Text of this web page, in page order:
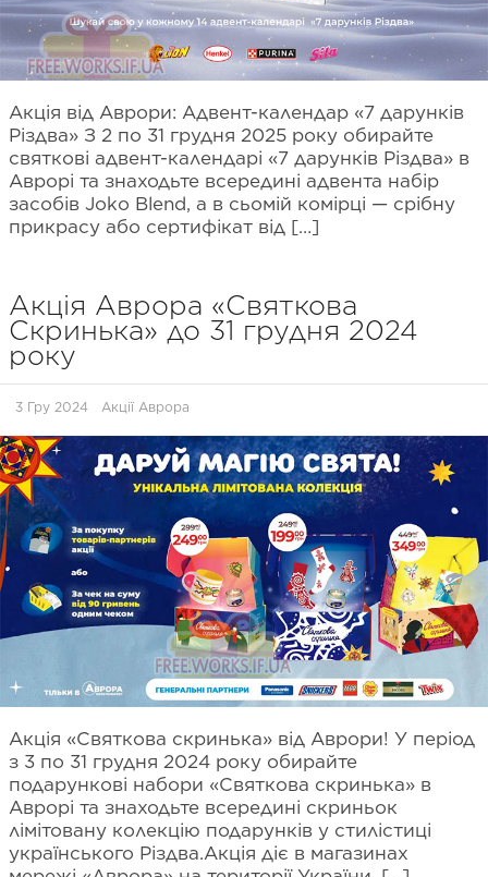
Акція від Аврори: Адвент-календар «7 дарунків
Різдва» З 2 по 31 грудня 2025 року обирайте
святкові адвент-календарі «7 дарунків Різдва» в
Аврорі та знаходьте всередині адвента набір
засобів Joko Blend, а в сьомій комірці — срібну
прикрасу або сертифікат від […]
Акція Аврора «Святкова
Скринька» до 31 грудня 2024
року
3 Гру 2024 Акції Аврора
Акція «Святкова скринька» від Аврори! У період
з 3 по 31 грудня 2024 року обирайте
подарункові набори «Святкова скринька» в
Аврорі та знаходьте всередині скриньок
лімітовану колекцію подарунків у стилістиці
українського Різдва.Акція діє в магазинах